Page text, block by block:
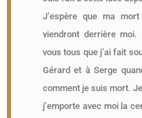
J’espère que ma
viendront derrière
vous tous que j’ai fait
Gérard et à Serge
comment je suis mort.
j’emporte avec moi la